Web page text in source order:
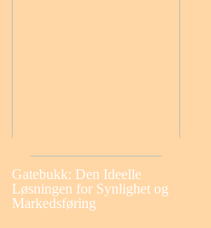
Gatebukk: Den Ideelle
Løsningen for Synlighet og
Markedsføring